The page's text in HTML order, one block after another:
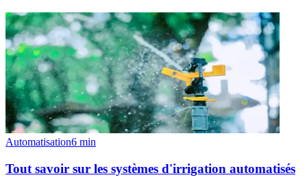
Automatisation6 min
Tout savoir sur les systèmes d'irrigation automatisés